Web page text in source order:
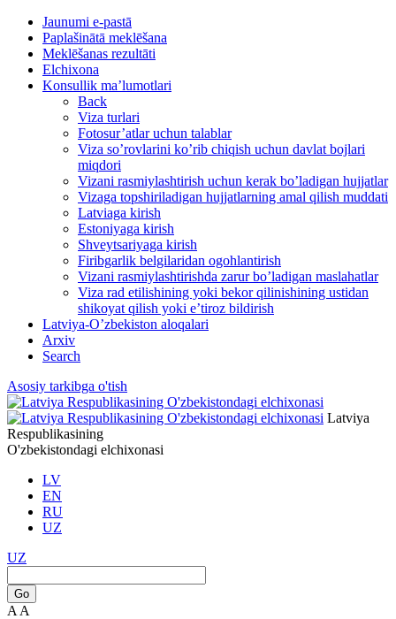
Jaunumi e-pastā
Paplašinātā meklēšana
Meklēšanas rezultāti
Elchixona
Konsullik ma’lumotlari
Back
Viza turlari
Fotosur’atlar uchun talablar
Viza so’rovlarini ko’rib chiqish uchun davlat bojlari
miqdori
Vizani rasmiylashtirish uchun kerak bo’ladigan hujjatlar
Vizaga topshiriladigan hujjatlarning amal qilish muddati
Latviaga kirish
Estoniyaga kirish
Shveytsariyaga kirish
Firibgarlik belgilaridan ogohlantirish
Vizani rasmiylashtirishda zarur bo’ladigan maslahatlar
Viza rad etilishining yoki bekor qilinishining ustidan
shikoyat qilish yoki e’tiroz bildirish
Latviya-O’zbekiston aloqalari
Arxiv
Search
Asosiy tarkibga o'tish
Latviya
Respublikasining
O'zbekistondagi elchixonasi
LV
EN
RU
UZ
UZ
Go
A A